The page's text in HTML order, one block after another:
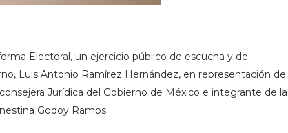
Electoral, un ejercicio público de escucha y de
Luis Antonio Ramírez Hernández, en representación de
Jurídica del Gobierno de México e integrante de la
Godoy Ramos.